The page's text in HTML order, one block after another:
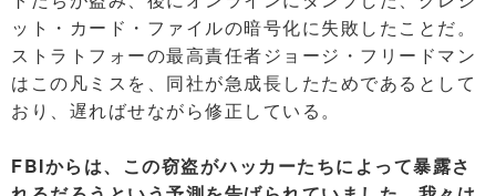
ット・カード・ファイルの暗号化に失敗したことだ。
ストラトフォーの最高責任者ジョージ・フリードマン
はこの凡ミスを、同社が急成長したためであるとして
おり、遅ればせながら修正している。
FBIからは、この窃盗がハッカーたちによって暴露さ